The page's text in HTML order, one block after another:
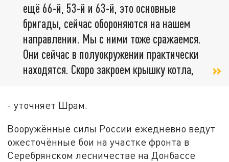
ещё 66-й, 53-й и 63-й, это основные
бригады, сейчас обороняются на нашем
направлении. Мы с ними тоже сражаемся.
Они сейчас в полуокружении практически
находятся. Скоро закроем крышку котла,
- уточняет Шрам.
Вооружённые силы России ежедневно ведут
ожесточённые бои на участке фронта в
Серебрянском лесничестве на Донбассе